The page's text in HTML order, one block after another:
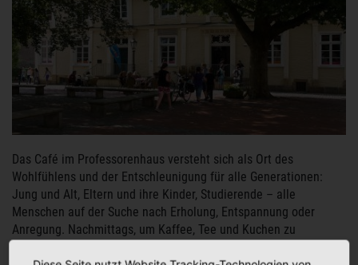
Das Café im Professorenhaus versteht sich als Ort des
Wohlfühlens und der Entschleunigung für alle Generationen:
Jung und Alt, Eltern und ihre Kinder, Studierende – alle
Menschen auf der Suche nach Erholung, Entspannung oder
Anregung. Nachmittags, um Kaffee, Tee und Kuchen zu